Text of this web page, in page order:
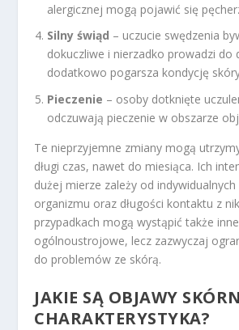
alergicznej mogą pojawić się
Silny świąd – uczucie swędzenia
dokuczliwe i nierzadko prowadzi do
dodatkowo pogarsza kondycję
Pieczenie – osoby dotknięte
odczuwają pieczenie w obszarze
Te nieprzyjemne zmiany mogą
długi czas, nawet do miesiąca. Ich
dużej mierze zależy od indywidualnych
organizmu oraz długości kontaktu z
przypadkach mogą wystąpić także
ogólnoustrojowe, lecz zazwyczaj
do problemów ze skórą.
JAKIE SĄ OBJAWY
CHARAKTERYSTYKA?